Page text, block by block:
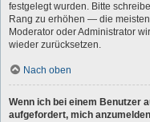
festgelegt wurden. Bitte
Rang zu erhöhen — die
Moderator oder Administrator
wieder zurücksetzen.
Nach oben
Wenn ich bei einem Benutzer
aufgefordert, mich